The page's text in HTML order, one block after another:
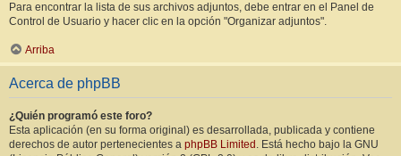
Para encontrar la lista de sus archivos adjuntos, debe entrar en el Panel de
Control de Usuario y hacer clic en la opción "Organizar adjuntos".
Arriba
Acerca de phpBB
¿Quién programó este foro?
Esta aplicación (en su forma original) es desarrollada, publicada y contiene
derechos de autor pertenecientes a phpBB Limited . Está hecho bajo la GNU